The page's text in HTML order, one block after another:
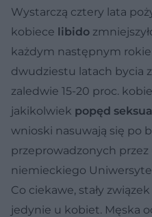
Wystarczą cztery lata
kobiece libido
każdym następnym
dwudziestu latach bycia
zaledwie 15-20 proc.
jakikolwiek popęd
wnioski nasuwają się po
przeprowadzonych przez
niemieckiego
Co ciekawe, stały
jedynie u kobiet. Męska